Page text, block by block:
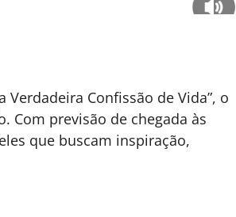
Verdadeira Confissão de Vida”, o
Com previsão de chegada às
que buscam inspiração,